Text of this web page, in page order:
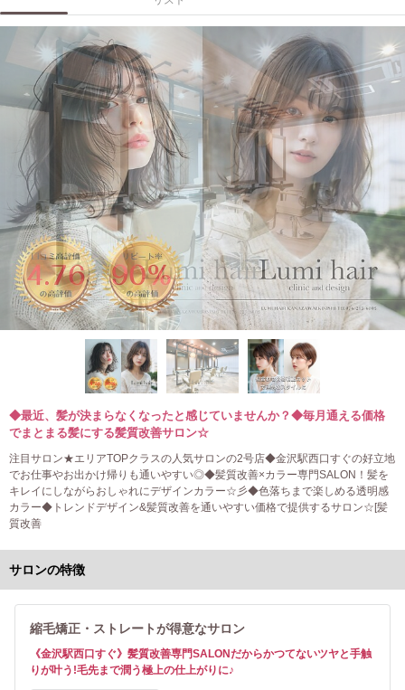
◆最近、髪が決まらなくなったと感じていませんか？◆毎月通える価格
でまとまる髪にする髪質改善サロン☆
注目サロン★エリアTOPクラスの人気サロンの2号店◆金沢駅西口すぐの好立地
でお仕事やお出かけ帰りも通いやすい◎◆髪質改善×カラー専門SALON！髪を
キレイにしながらおしゃれにデザインカラー☆彡◆色落ちまで楽しめる透明感
カラー◆トレンドデザイン&髪質改善を通いやすい価格で提供するサロン☆[髪
質改善
サロンの特徴
縮毛矯正・ストレートが得意なサロン
《金沢駅西口すぐ》髪質改善専門SALONだからかつてないツヤと手触
りが叶う!毛先まで潤う極上の仕上がりに♪